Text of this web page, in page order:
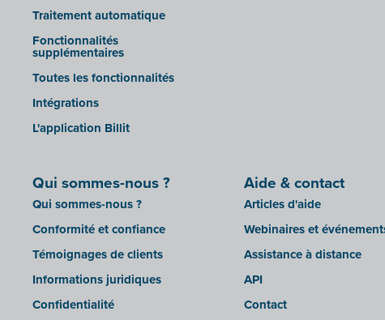
Traitement automatique
Fonctionnalités
supplémentaires
Toutes les fonctionnalités
Intégrations
L'application Billit
Qui sommes-nous ?
Qui sommes-nous ?
Conformité et confiance
Témoignages de clients
Informations juridiques
Confidentialité
Aide & contact
Articles d'aide
Webinaires et
Assistance à distance
API
Contact